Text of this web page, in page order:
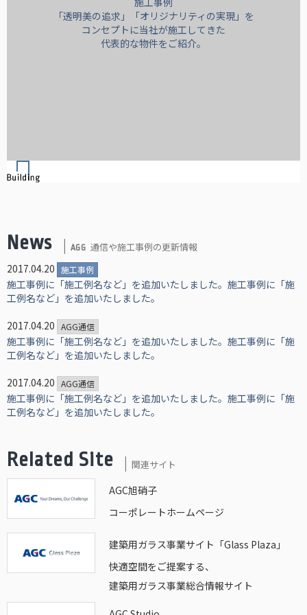
「透明美の追求」「オリジナリティの実現」を
コンセプトに当社が施工してきた
代表的な物件をご紹介。
News AGG 通信や施工事例の更新情報
2017.04.20 施工事例
施工事例に「施工例名など」を追加いたしました。施工事例に「施
工例名など」を追加いたしました。
2017.04.20 AGG通信
施工事例に「施工例名など」を追加いたしました。施工事例に「施
工例名など」を追加いたしました。
2017.04.20 AGG通信
施工事例に「施工例名など」を追加いたしました。施工事例に「施
工例名など」を追加いたしました。
Related Site 関連サイト
AGC旭硝子
コーポレートホームページ
建築用ガラス事業サイト「Glass Plaza」
快適空間をご提案する、
建築用ガラス事業総合情報サイト